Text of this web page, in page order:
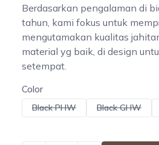
Berdasarkan pengalaman di
tahun, kami fokus untuk
mengutamakan kualitas
material yg baik, di design
setempat.
Color
Black PHW Black GHW